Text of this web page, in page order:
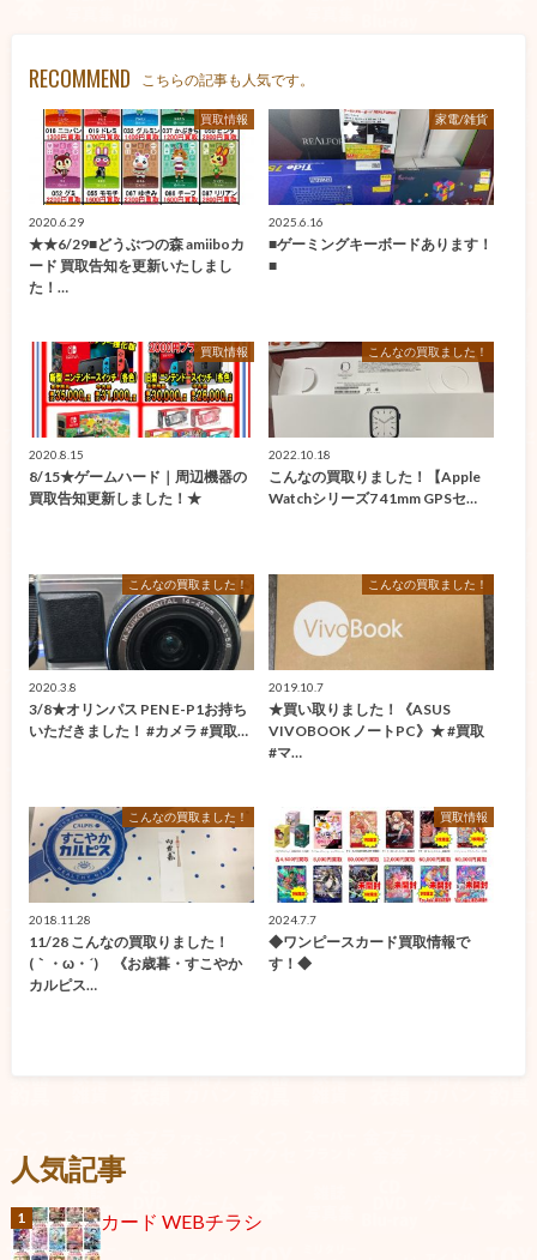
RECOMMEND こちらの記事も人気です。
買取情報
2020.6.29
★★6/29■どうぶつの森 amiiboカ
ード 買取告知を更新いたしまし
た！…
家電/雑貨
2025.6.16
■ゲーミングキーボードあります！
■
買取情報
2020.8.15
8/15★ゲームハード｜周辺機器の
買取告知更新しました！★
こんなの買取ました！
2022.10.18
こんなの買取りました！【Apple
Watchシリーズ7 41mm GPSセ…
こんなの買取ました！
2020.3.8
3/8★オリンパス PEN E-P1お持ち
いただきました！ #カメラ #買取…
こんなの買取ました！
2019.10.7
★買い取りました！《ASUS
VIVOBOOK ノートPC》★ #買取
#マ…
こんなの買取ました！
2018.11.28
11/28 こんなの買取りました！
(｀・ω・´)ゞ《お歳暮・すこやか
カルピス…
買取情報
2024.7.7
◆ワンピースカード買取情報で
す！◆
人気記事
カード WEBチラシ